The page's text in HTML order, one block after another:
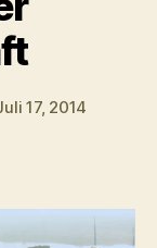
17, 2014